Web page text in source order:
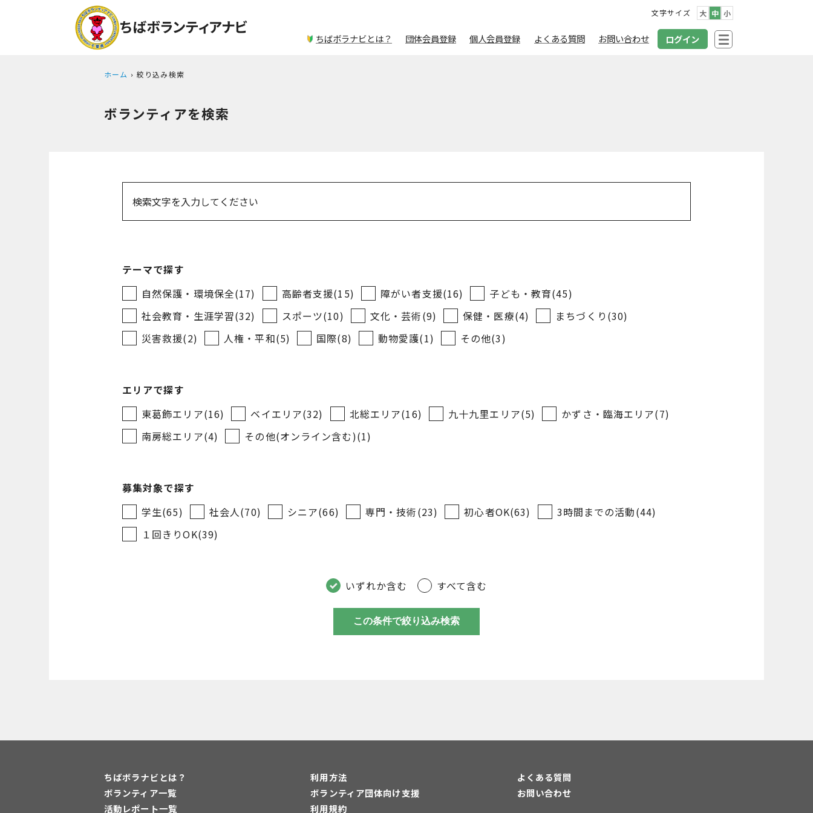
文字サイズ 大 中 小
ちばボラナビとは？ 団体会員登録 個人会員登録 よくある質問 お問い合わせ ログイン
ホーム 絞り込み検索
ボランティアを検索
テーマで探す
自然保護・環境保全(17)
高齢者支援(15) 障がい者支援(16)
子ども・教育(45)
社会教育・生涯学習(32)
スポーツ(10) 文化・芸術(9) 保健・医療(4)
まちづくり(30)
災害救援(2)
人権・平和(5) 国際(8) 動物愛護(1) その他(3)
エリアで探す
東葛飾エリア(16)
ベイエリア(32) 北総エリア(16) 九十九里エリア(5)
かずさ・臨海エリア(7)
南房総エリア(4)
その他(オンライン含む)(1)
募集対象で探す
学生(65)
社会人(70) シニア(66) 専門・技術(23) 初心者OK(63)
3時間までの活動(44)
１回きりOK(39)
いずれか含む すべて含む
この条件で絞り込み検索
ちばボラナビとは？
ボランティア一覧
活動レポート一覧
利用方法
ボランティア団体向け支援
利用規約
よくある質問
お問い合わせ